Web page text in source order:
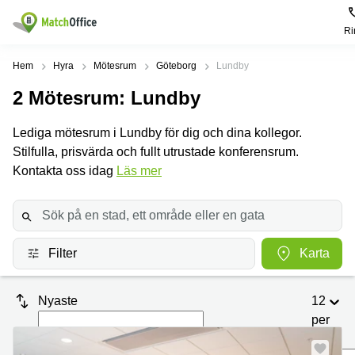
Hyra / hyra ut
Kategorier
Kontor
Kontorshotell
Lagerlokaler
Industrilokaler
Verkstad
Mötesrum
Populära
Stockholm
Göteborg
Uppsala
Norrköping
Skåne
Populära
Kontorshotell
Stockholm
Stockholm
Kontorshotell
Göteborg
Coworking
Malmö
Hjälp
Om oss
Pris
Logga in
Hem Hyra Mötesrum Göteborg Lundby
2 Mötesrum: Lundby
Lediga mötesrum i Lundby för dig och dina kollegor.
Stilfulla, prisvärda och fullt utrustade konferensrum.
Kontakta oss idag Läs mer
Filter Karta
Nyaste
12
per
sida